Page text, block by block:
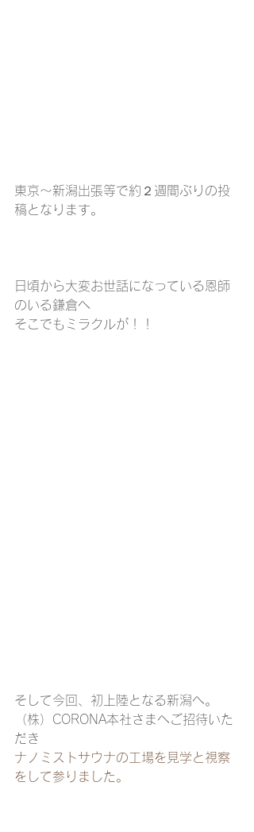
東京～新潟出張等で約２週間ぶりの投
稿となります。
日頃から大変お世話になっている恩師
のいる鎌倉へ
そこでもミラクルが！！
そして今回、初上陸となる新潟へ。
（株）CORONA本社さまへご招待いた
だき
ナノミストサウナの工場を見学と視察
をして参りました。